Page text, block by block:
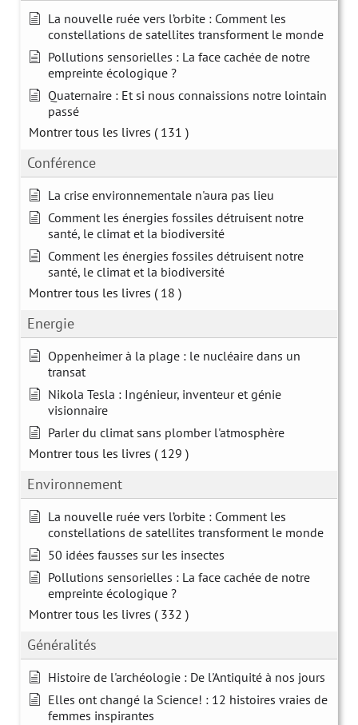
La nouvelle ruée vers l’orbite : Comment les
constellations de satellites transforment le monde
Pollutions sensorielles : La face cachée de notre
empreinte écologique ?
Quaternaire : Et si nous connaissions notre lointain
passé
Montrer tous les livres ( 131 )
Conférence
La crise environnementale n'aura pas lieu
Comment les énergies fossiles détruisent notre
santé, le climat et la biodiversité
Comment les énergies fossiles détruisent notre
santé, le climat et la biodiversité
Montrer tous les livres ( 18 )
Energie
Oppenheimer à la plage : le nucléaire dans un
transat
Nikola Tesla : Ingénieur, inventeur et génie
visionnaire
Parler du climat sans plomber l'atmosphère
Montrer tous les livres ( 129 )
Environnement
La nouvelle ruée vers l’orbite : Comment les
constellations de satellites transforment le monde
50 idées fausses sur les insectes
Pollutions sensorielles : La face cachée de notre
empreinte écologique ?
Montrer tous les livres ( 332 )
Généralités
Histoire de l'archéologie : De l'Antiquité à nos jours
Elles ont changé la Science! : 12 histoires vraies de
femmes inspirantes